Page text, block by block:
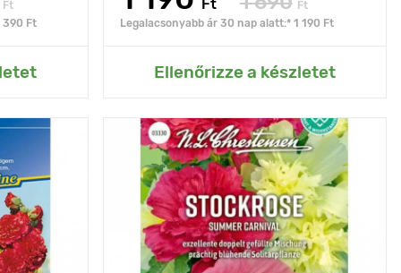
Ft
390 Ft
Ft
Ft
Legalacsonyabb ár 30 nap alatt:* 1 190 Ft
Ellenőrizze a készletet
Hozzáadás az Én kertemhez
egész
100 - 150 cm
40 х 30 cm
Jellemzők
hatalmas, dupla
virágzat
Kifejlett kori
magasság
140 - 150 cm
Ültetési távolság 40 х 50 cm